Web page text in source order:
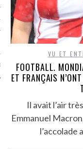
ARCACHON
VU ET
FOOTBALL.
ET FRANÇAIS
Il avait l’air
Emmanuel
l’accolade